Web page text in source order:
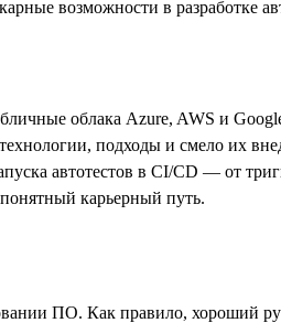
возможности в разработке
облака Azure, AWS и
подходы и смело их
автотестов в CI/CD — от
понятный карьерный путь.
ПО. Как правило, хороший